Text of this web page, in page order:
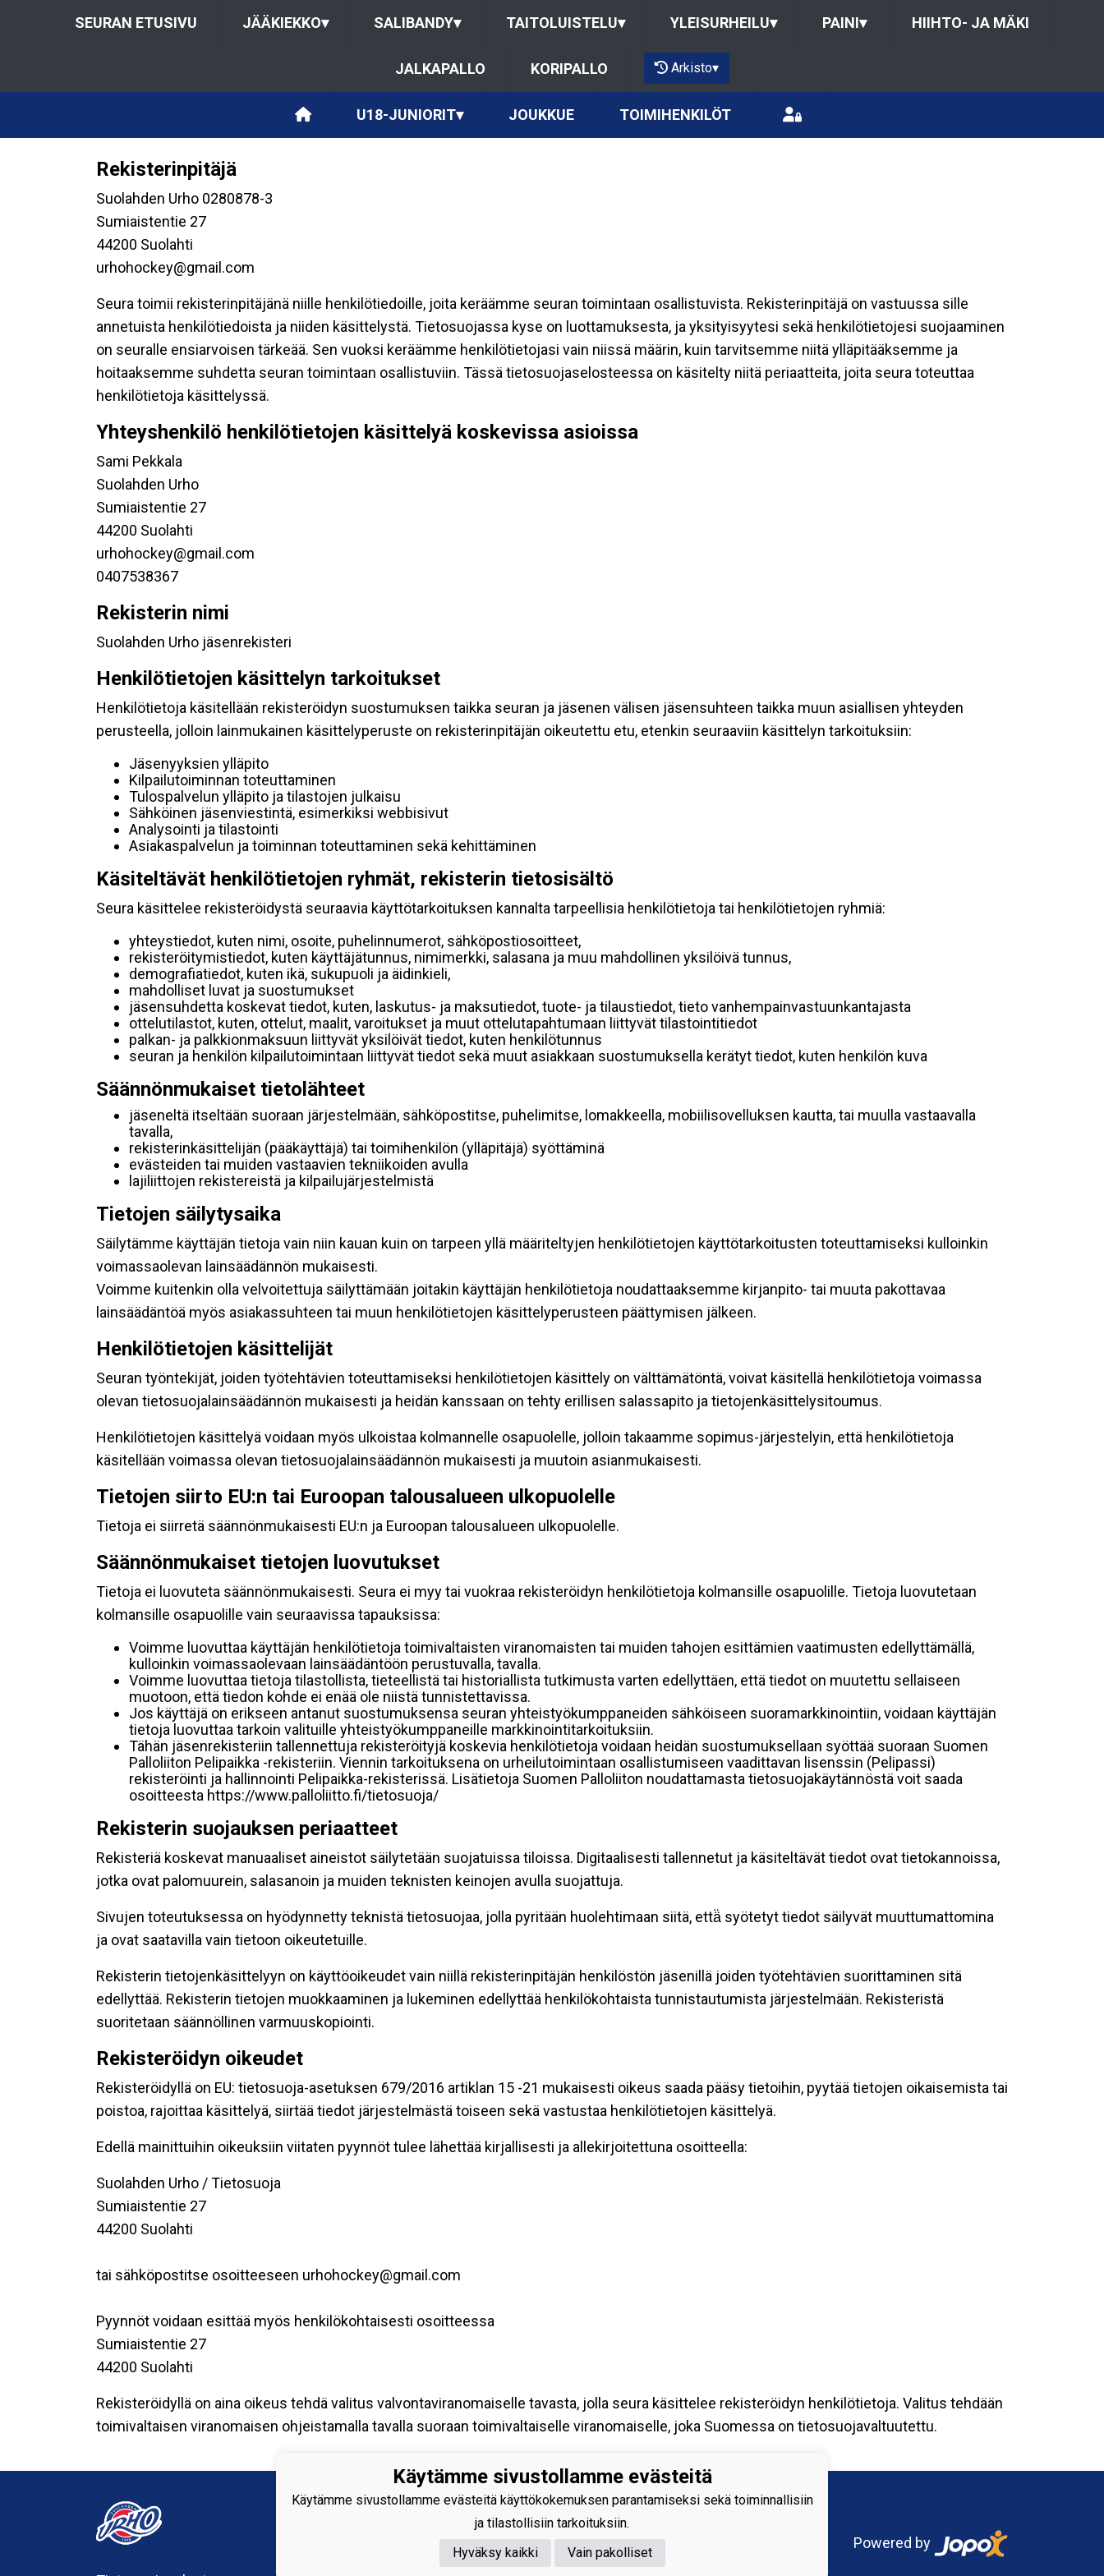
SEURAN ETUSIVU JÄÄKIEKKO▾ SALIBANDY▾ TAITOLUISTELU▾ YLEISURHEILU▾ PAINI▾ HIIHTO- JA MÄKI
JALKAPALLO KORIPALLO Arkisto▾
U18-JUNIORIT▾ JOUKKUE TOIMIHENKILÖT
Rekisterinpitäjä
Suolahden Urho 0280878-3
Sumiaistentie 27
44200 Suolahti
urhohockey@gmail.com
Seura toimii rekisterinpitäjänä niille henkilötiedoille, joita keräämme seuran toimintaan osallistuvista. Rekisterinpitäjä on vastuussa sille
annetuista henkilötiedoista ja niiden käsittelystä. Tietosuojassa kyse on luottamuksesta, ja yksityisyytesi sekä henkilötietojesi suojaaminen
on seuralle ensiarvoisen tärkeää. Sen vuoksi keräämme henkilötietojasi vain niissä määrin, kuin tarvitsemme niitä ylläpitääksemme ja
hoitaaksemme suhdetta seuran toimintaan osallistuviin. Tässä tietosuojaselosteessa on käsitelty niitä periaatteita, joita seura toteuttaa
henkilötietoja käsittelyssä.
Yhteyshenkilö henkilötietojen käsittelyä koskevissa asioissa
Sami Pekkala
Suolahden Urho
Sumiaistentie 27
44200 Suolahti
urhohockey@gmail.com
0407538367
Rekisterin nimi
Suolahden Urho jäsenrekisteri
Henkilötietojen käsittelyn tarkoitukset
Henkilötietoja käsitellään rekisteröidyn suostumuksen taikka seuran ja jäsenen välisen jäsensuhteen taikka muun asiallisen yhteyden
perusteella, jolloin lainmukainen käsittelyperuste on rekisterinpitäjän oikeutettu etu, etenkin seuraaviin käsittelyn tarkoituksiin:
Jäsenyyksien ylläpito
Kilpailutoiminnan toteuttaminen
Tulospalvelun ylläpito ja tilastojen julkaisu
Sähköinen jäsenviestintä, esimerkiksi webbisivut
Analysointi ja tilastointi
Asiakaspalvelun ja toiminnan toteuttaminen sekä kehittäminen
Käsiteltävät henkilötietojen ryhmät, rekisterin tietosisältö
Seura käsittelee rekisteröidystä seuraavia käyttötarkoituksen kannalta tarpeellisia henkilötietoja tai henkilötietojen ryhmiä:
yhteystiedot, kuten nimi, osoite, puhelinnumerot, sähköpostiosoitteet,
rekisteröitymistiedot, kuten käyttäjätunnus, nimimerkki, salasana ja muu mahdollinen yksilöivä tunnus,
demografiatiedot, kuten ikä, sukupuoli ja äidinkieli,
mahdolliset luvat ja suostumukset
jäsensuhdetta koskevat tiedot, kuten, laskutus- ja maksutiedot, tuote- ja tilaustiedot, tieto vanhempainvastuunkantajasta
ottelutilastot, kuten, ottelut, maalit, varoitukset ja muut ottelutapahtumaan liittyvät tilastointitiedot
palkan- ja palkkionmaksuun liittyvät yksilöivät tiedot, kuten henkilötunnus
seuran ja henkilön kilpailutoimintaan liittyvät tiedot sekä muut asiakkaan suostumuksella kerätyt tiedot, kuten henkilön kuva
Säännönmukaiset tietolähteet
jäseneltä itseltään suoraan järjestelmään, sähköpostitse, puhelimitse, lomakkeella, mobiilisovelluksen kautta, tai muulla vastaavalla
tavalla,
rekisterinkäsittelijän (pääkäyttäjä) tai toimihenkilön (ylläpitäjä) syöttäminä
evästeiden tai muiden vastaavien tekniikoiden avulla
lajiliittojen rekistereistä ja kilpailujärjestelmistä
Tietojen säilytysaika
Säilytämme käyttäjän tietoja vain niin kauan kuin on tarpeen yllä määriteltyjen henkilötietojen käyttötarkoitusten toteuttamiseksi kulloinkin
voimassaolevan lainsäädännön mukaisesti.
Voimme kuitenkin olla velvoitettuja säilyttämään joitakin käyttäjän henkilötietoja noudattaaksemme kirjanpito- tai muuta pakottavaa
lainsäädäntöä myös asiakassuhteen tai muun henkilötietojen käsittelyperusteen päättymisen jälkeen.
Henkilötietojen käsittelijät
Seuran työntekijät, joiden työtehtävien toteuttamiseksi henkilötietojen käsittely on välttämätöntä, voivat käsitellä henkilötietoja voimassa
olevan tietosuojalainsäädännön mukaisesti ja heidän kanssaan on tehty erillisen salassapito ja tietojenkäsittelysitoumus.
Henkilötietojen käsittelyä voidaan myös ulkoistaa kolmannelle osapuolelle, jolloin takaamme sopimus-järjestelyin, että henkilötietoja
käsitellään voimassa olevan tietosuojalainsäädännön mukaisesti ja muutoin asianmukaisesti.
Tietojen siirto EU:n tai Euroopan talousalueen ulkopuolelle
Tietoja ei siirretä säännönmukaisesti EU:n ja Euroopan talousalueen ulkopuolelle.
Säännönmukaiset tietojen luovutukset
Tietoja ei luovuteta säännönmukaisesti. Seura ei myy tai vuokraa rekisteröidyn henkilötietoja kolmansille osapuolille. Tietoja luovutetaan
kolmansille osapuolille vain seuraavissa tapauksissa:
Voimme luovuttaa käyttäjän henkilötietoja toimivaltaisten viranomaisten tai muiden tahojen esittämien vaatimusten edellyttämällä,
kulloinkin voimassaolevaan lainsäädäntöön perustuvalla, tavalla.
Voimme luovuttaa tietoja tilastollista, tieteellistä tai historiallista tutkimusta varten edellyttäen, että tiedot on muutettu sellaiseen
muotoon, että tiedon kohde ei enää ole niistä tunnistettavissa.
Jos käyttäjä on erikseen antanut suostumuksensa seuran yhteistyökumppaneiden sähköiseen suoramarkkinointiin, voidaan käyttäjän
tietoja luovuttaa tarkoin valituille yhteistyökumppaneille markkinointitarkoituksiin.
Tähän jäsenrekisteriin tallennettuja rekisteröityjä koskevia henkilötietoja voidaan heidän suostumuksellaan syöttää suoraan Suomen
Palloliiton Pelipaikka -rekisteriin. Viennin tarkoituksena on urheilutoimintaan osallistumiseen vaadittavan lisenssin (Pelipassi)
rekisteröinti ja hallinnointi Pelipaikka-rekisterissä. Lisätietoja Suomen Palloliiton noudattamasta tietosuojakäytännöstä voit saada
osoitteesta https://www.palloliitto.fi/tietosuoja/
Rekisterin suojauksen periaatteet
Rekisteriä koskevat manuaaliset aineistot säilytetään suojatuissa tiloissa. Digitaalisesti tallennetut ja käsiteltävät tiedot ovat tietokannoissa,
jotka ovat palomuurein, salasanoin ja muiden teknisten keinojen avulla suojattuja.
Sivujen toteutuksessa on hyödynnetty teknistä tietosuojaa, jolla pyritään huolehtimaan siitä, että̈ syötetyt tiedot säilyvät muuttumattomina
ja ovat saatavilla vain tietoon oikeutetuille.
Rekisterin tietojenkäsittelyyn on käyttöoikeudet vain niillä rekisterinpitäjän henkilöstön jäsenillä joiden työtehtävien suorittaminen sitä
edellyttää. Rekisterin tietojen muokkaaminen ja lukeminen edellyttää henkilökohtaista tunnistautumista järjestelmään. Rekisteristä
suoritetaan säännöllinen varmuuskopiointi.
Rekisteröidyn oikeudet
Rekisteröidyllä on EU: tietosuoja-asetuksen 679/2016 artiklan 15 -21 mukaisesti oikeus saada pääsy tietoihin, pyytää tietojen oikaisemista tai
poistoa, rajoittaa käsittelyä, siirtää tiedot järjestelmästä toiseen sekä vastustaa henkilötietojen käsittelyä.
Edellä mainittuihin oikeuksiin viitaten pyynnöt tulee lähettää kirjallisesti ja allekirjoitettuna osoitteella:
Suolahden Urho / Tietosuoja
Sumiaistentie 27
44200 Suolahti
tai sähköpostitse osoitteeseen urhohockey@gmail.com
Pyynnöt voidaan esittää myös henkilökohtaisesti osoitteessa
Sumiaistentie 27
44200 Suolahti
Rekisteröidyllä on aina oikeus tehdä valitus valvontaviranomaiselle tavasta, jolla seura käsittelee rekisteröidyn henkilötietoja. Valitus tehdään
toimivaltaisen viranomaisen ohjeistamalla tavalla suoraan toimivaltaiselle viranomaiselle, joka Suomessa on tietosuojavaltuutettu.
Suolahden Urho
urhohockey@gmail.com
Powered by
Käytämme sivustollamme evästeitä
Käytämme sivustollamme evästeitä käyttökokemuksen parantamiseksi sekä toiminnallisiin
ja tilastollisiin tarkoituksiin.
Hyväksy kaikki
Vain pakolliset